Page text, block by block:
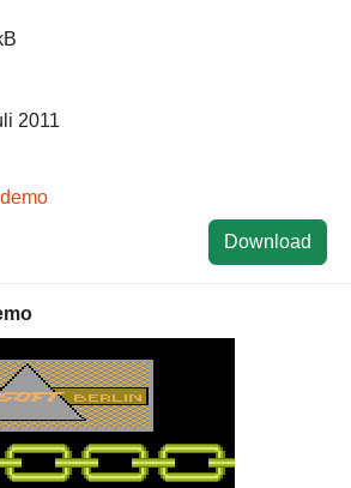
2011
Download